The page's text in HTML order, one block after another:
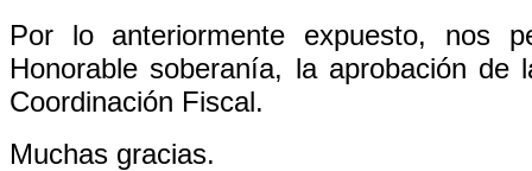
Por lo anteriormente expuesto, nos
Honorable soberanía, la aprobación
Coordinación Fiscal.
Muchas gracias.